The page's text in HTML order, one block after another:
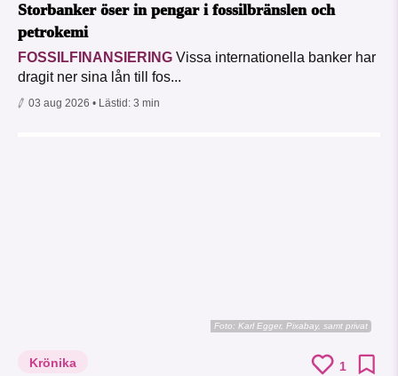
Storbanker öser in pengar i fossilbränslen och
petrokemi
FOSSILFINANSIERING Vissa internationella banker har
dragit ner sina lån till fos...
03 aug 2026 • Lästid: 3 min
Foto: Karl Egger, Pixabay, samt privat
Krönika 1